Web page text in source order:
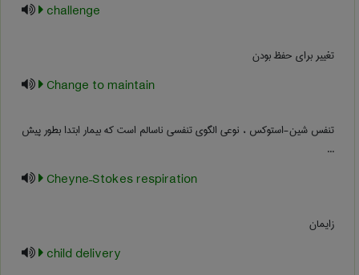
challenge
تغییر برای حفظ بودن
Change to maintain
تنفس شین-استوکس ، نوعی الگوی تنفسی ناسالم است که بیمار ابتدا بطور پیش
...
Cheyne–Stokes respiration
زایمان
child delivery